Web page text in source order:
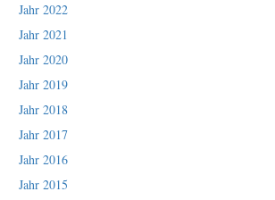
Jahr 2022
Jahr 2021
Jahr 2020
Jahr 2019
Jahr 2018
Jahr 2017
Jahr 2016
Jahr 2015